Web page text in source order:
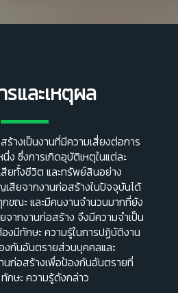
และเหตุผล
ร้างเป็นงานที่มีความเสี่ยงต่อการ
ง ซึ่งการเกิดอุบัติเหตุในแต่ละ
ยทั้งชีวิต และทรัพย์สินอย่าง
สียจากงานก่อสร้างในปัจจุบันได้
ขณะ และมีคนงานจํานวนมากที่ยัง
จากงานก่อสร้าง จึงมีความจําเป็น
มีทักษะ ความรู้ในการปฏิบัติงาน
กันอันตรายส่วนบุคคลและ
นก่อสร้างเพื่อป้องกันอันตรายที่
กษะ ความรู้ดังกล่าว